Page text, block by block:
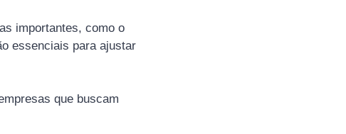
importantes, como o
essenciais para ajustar
que buscam